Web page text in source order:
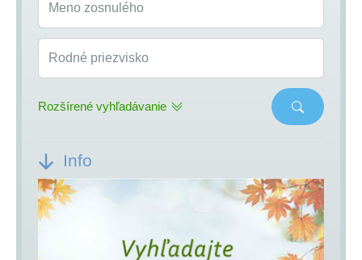
Meno zosnulého
Rodné priezvisko
Rozšírené vyhľadávanie
Info